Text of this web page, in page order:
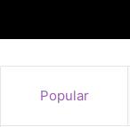
Popular